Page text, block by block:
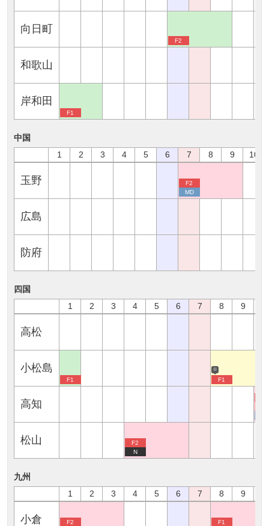
向日町
F2
和歌山
岸和田
F1
中国
1
2 3 4 5 6 7 8 9 10
玉野
F2
MD
広島
防府
四国
1
2 3 4 5 6 7 8 9
高松
小松島
F1
※
F1
高知
松山
F2
N
九州
1
2 3 4 5 6 7 8 9
小倉
F2
F1